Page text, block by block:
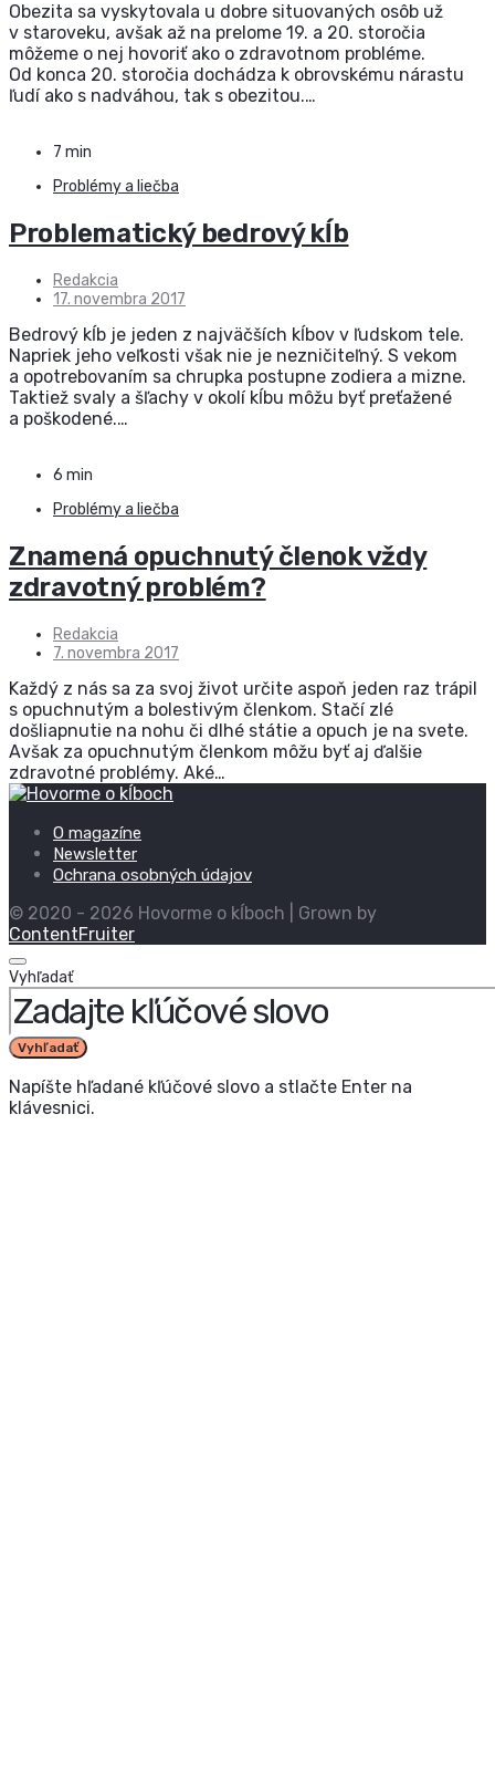
Obezita sa vyskytovala u dobre situovaných osôb už
v staroveku, avšak až na prelome 19. a 20. storočia
môžeme o nej hovoriť ako o zdravotnom probléme.
Od konca 20. storočia dochádza k obrovskému nárastu
ľudí ako s nadváhou, tak s obezitou.…
7 min
Problémy a liečba
Problematický bedrový kĺb
Redakcia
17. novembra 2017
Bedrový kĺb je jeden z najväčších kĺbov v ľudskom tele.
Napriek jeho veľkosti však nie je nezničiteľný. S vekom
a opotrebovaním sa chrupka postupne zodiera a mizne.
Taktiež svaly a šľachy v okolí kĺbu môžu byť preťažené
a poškodené.…
6 min
Problémy a liečba
Znamená opuchnutý členok vždy
zdravotný problém?
Redakcia
7. novembra 2017
Každý z nás sa za svoj život určite aspoň jeden raz trápil
s opuchnutým a bolestivým členkom. Stačí zlé
došliapnutie na nohu či dlhé státie a opuch je na svete.
Avšak za opuchnutým členkom môžu byť aj ďalšie
zdravotné problémy. Aké…
O magazíne
Newsletter
Ochrana osobných údajov
© 2020 - 2026 Hovorme o kĺboch | Grown by
ContentFruiter
Vyhľadať
Vyhľadať
Napíšte hľadané kľúčové slovo a stlačte Enter na
klávesnici.